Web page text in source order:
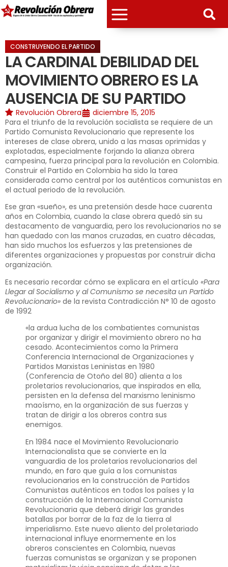
CONSTRUYENDO EL PARTIDO
LA CARDINAL DEBILIDAD DEL
MOVIMIENTO OBRERO ES LA
AUSENCIA DE SU PARTIDO
Revolución Obrera
diciembre 15, 2015
Para el triunfo de la revolución socialista se requiere de un
Partido Comunista Revolucionario que represente los
intereses de clase obrera, unido a las masas oprimidas y
explotadas, especialmente forjando la alianza obrera
campesina, fuerza principal para la revolución en Colombia.
Construir el Partido en Colombia ha sido la tarea
considerada como central por los auténticos comunistas en
el actual periodo de la revolución.
Ese gran «sueño», es una pretensión desde hace cuarenta
años en Colombia, cuando la clase obrera quedó sin su
destacamento de vanguardia, pero los revolucionarios no se
han quedado con las manos cruzadas, en cuatro décadas,
han sido muchos los esfuerzos y las pretensiones de
diferentes organizaciones y propuestas por construir dicha
organización.
Es necesario recordar cómo se explicara en el artículo «Para
Llegar al Socialismo y al Comunismo se necesita un Partido
Revolucionario» de la revista Contradicción N° 10 de agosto
de 1992
«la ardua lucha de los combatientes comunistas
por organizar y dirigir el movimiento obrero no ha
cesado. Acontecimientos como la Primera
Conferencia Internacional de Organizaciones y
Partidos Marxistas Leninistas en 1980
(Conferencia de Otoño del 80) alienta a los
proletarios revolucionarios, que inspirados en ella,
persisten en la defensa del marxismo leninismo
maoísmo, en la organización de sus fuerzas y
tratan de dirigir a los obreros contra sus
enemigos.
En 1984 nace el Movimiento Revolucionario
Internacionalista que se convierte en la
vanguardia de los proletarios revolucionarios del
mundo, en faro que guía a los comunistas
revolucionarios en la construcción de Partidos
Comunistas auténticos en todos los países y la
construcción de la Internacional Comunista
Revolucionaria que deberá dirigir las grandes
batallas por borrar de la faz de la tierra al
imperialismo. Este nuevo aliento del proletariado
internacional influye enormemente en los
obreros conscientes en Colombia, nuevas
fuerzas comunistas se organizan y se proponen